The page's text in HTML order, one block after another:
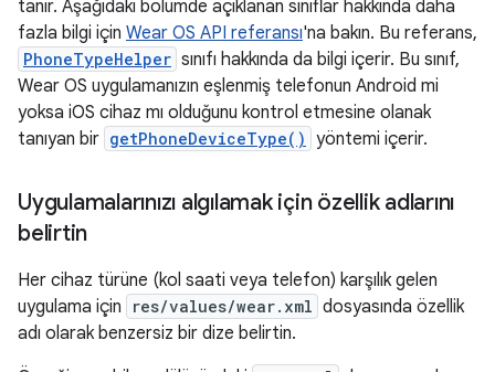
tanır. Aşağıdaki bölümde açıklanan sınıflar hakkında daha
fazla bilgi için Wear OS API referansı'na bakın. Bu referans,
PhoneTypeHelper sınıfı hakkında da bilgi içerir. Bu sınıf,
Wear OS uygulamanızın eşlenmiş telefonun Android mi
yoksa iOS cihaz mı olduğunu kontrol etmesine olanak
tanıyan bir getPhoneDeviceType() yöntemi içerir.
Uygulamalarınızı algılamak için özellik adlarını
belirtin
Her cihaz türüne (kol saati veya telefon) karşılık gelen
uygulama için
res/values/wear.xml dosyasında özellik
adı olarak benzersiz bir dize belirtin.